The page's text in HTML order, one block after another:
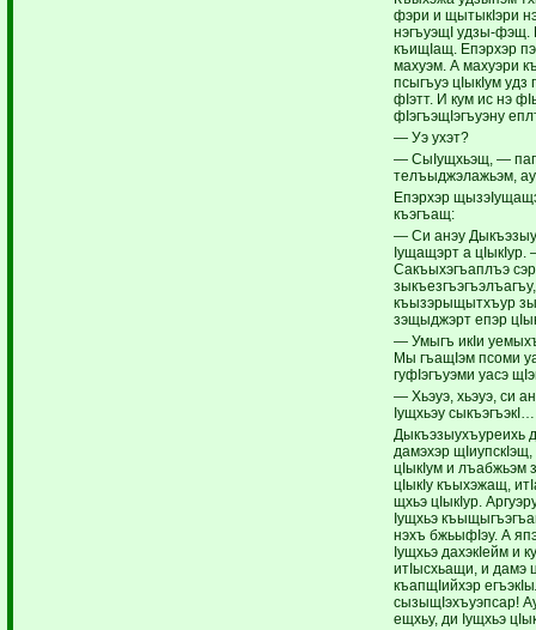
фэри и щытыкIэри
нэгъуэщI удзы-фэщ.
къищIащ. Епэрхэр
махуэм. А махуэри
псыгъуэ цIыкIум удз
фIэтт. И кум ис нэ
фIэгъэщIэгъуэну
— Уэ ухэт?
— СыIущхьэщ, —
телъыджэлажьэм,
Епэрхэр
къэгъащ:
— Си анэу
Iущащэрт а цIыкIур.
Сакъыхэгъаплъэ
къызэрыщытхъур
зэщыджэрт епэр
— Умыгъ икIи
Мы гъащIэм псоми
гуфIэгъуэми уасэ
— Хьэуэ, хьэуэ, си
Iущхьэу сыкъэгъэкI…
Дыкъэзыухъуреихь
дамэхэр
цIыкIум и лъабжьэм
цIыкIу къыхэжащ,
щхьэ цIыкIур.
Iущхьэ
нэхъ бжьыфIэу. А
Iущхьэ дахэкIейм и
итIысхьащи, и дамэ
къапщIийхэр
сызыщIэхъуэпсар!
ещхьу, ди Iущхьэ